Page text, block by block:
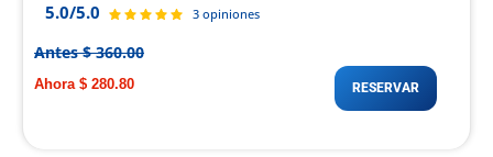
5.0/5.0 3 opiniones
Antes $ 360.00
Ahora $ 280.80 RESERVAR